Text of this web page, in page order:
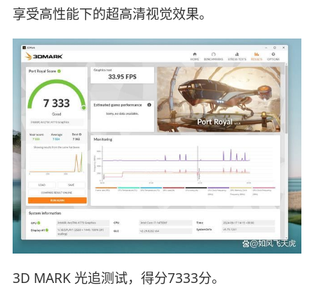
享受高性能下的超高清视觉效果。
3D MARK 光追测试，得分7333分。